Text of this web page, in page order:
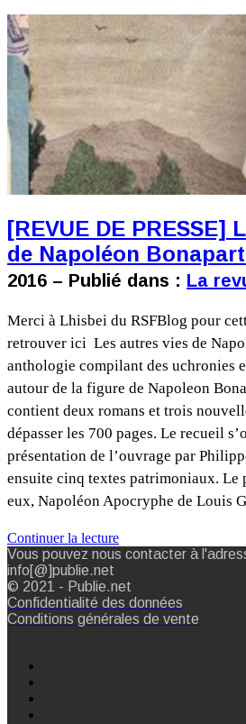
[REVUE DE PRESSE]
de Napoléon
2016 – Publié dans : La
Merci à Lhisbei du RSFBlog pour
retrouver ici Les autres vies de
anthologie compilant des uchronies
autour de la figure de Napoleon
contient deux romans et trois
dépasser les 700 pages. Le recueil
présentation de l’ouvrage par
ensuite cinq textes patrimoniaux. Le
eux, Napoléon Apocryphe de Louis
Continuer la lecture
Vous pouvez nous contacter à
info[@]publie.net
© 2021 - Publie.net
Confidentialité des données
Conditions générales de vente